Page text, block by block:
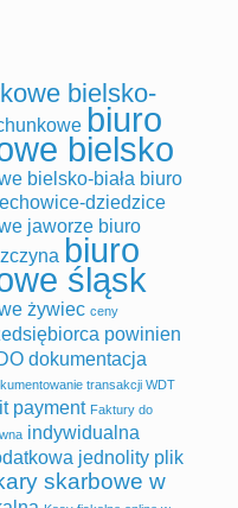
bielsko-
biuro
bielsko
bielsko-biała biuro
dziedzice
jaworze biuro
biuro
śląsk
żywiec ceny
powinien
dokumentacja
transakcji WDT
payment Faktury do
indywidualna
jednolity plik
skarbowe w